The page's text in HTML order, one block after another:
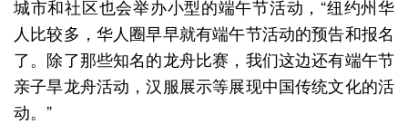
城市和社区也会举办小型的端午节活动，“纽约州华
人比较多，华人圈早早就有端午节活动的预告和报名
了。除了那些知名的龙舟比赛，我们这边还有端午节
亲子旱龙舟活动，汉服展示等展现中国传统文化的活
动。”